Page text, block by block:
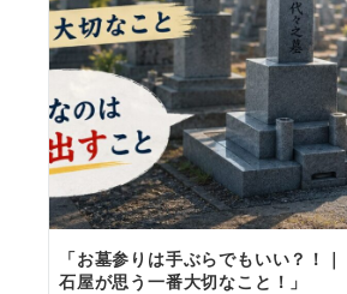
「お墓参りは手ぶらでもいい？！｜
石屋が思う一番大切なこと！」